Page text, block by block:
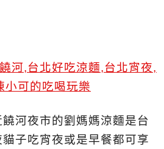
河夜市的劉媽媽涼麵是台
子吃宵夜或是早餐都可享